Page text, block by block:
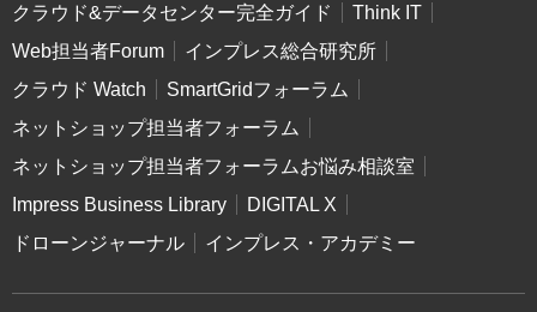
クラウド&データセンター完全ガイド
Think IT
Web担当者Forum
インプレス総合研究所
クラウド Watch
SmartGridフォーラム
ネットショップ担当者フォーラム
ネットショップ担当者フォーラムお悩み相談室
Impress Business Library
DIGITAL X
ドローンジャーナル
インプレス・アカデミー